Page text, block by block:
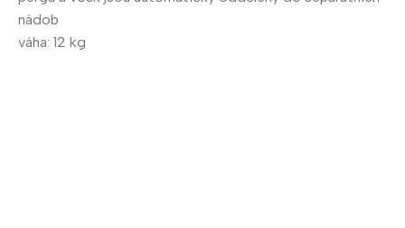
nádob
váha: 12 kg